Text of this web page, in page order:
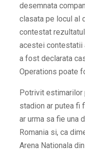
desemnata
clasata pe locul al
contestat
acestei contestatii
a fost declarata
Operations poate
Potrivit estimarilor
stadion ar putea fi
ar urma sa fie una
Romania si, ca
Arena Nationala